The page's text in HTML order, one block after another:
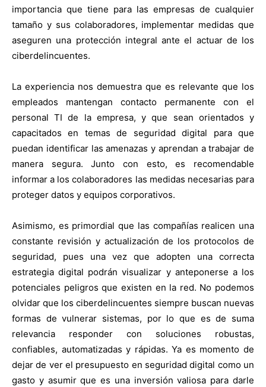
importancia que tiene para las empresas de cualquier
tamaño y sus colaboradores, implementar medidas que
aseguren una protección integral ante el actuar de los
ciberdelincuentes.
La experiencia nos demuestra que es relevante que los
empleados mantengan contacto permanente con el
personal TI de la empresa, y que sean orientados y
capacitados en temas de seguridad digital para que
puedan identificar las amenazas y aprendan a trabajar de
manera segura. Junto con esto, es recomendable
informar a los colaboradores las medidas necesarias para
proteger datos y equipos corporativos.
Asimismo, es primordial que las compañías realicen una
constante revisión y actualización de los protocolos de
seguridad, pues una vez que adopten una correcta
estrategia digital podrán visualizar y anteponerse a los
potenciales peligros que existen en la red. No podemos
olvidar que los ciberdelincuentes siempre buscan nuevas
formas de vulnerar sistemas, por lo que es de suma
relevancia responder con soluciones robustas,
confiables, automatizadas y rápidas. Ya es momento de
dejar de ver el presupuesto en seguridad digital como un
gasto y asumir que es una inversión valiosa para darle